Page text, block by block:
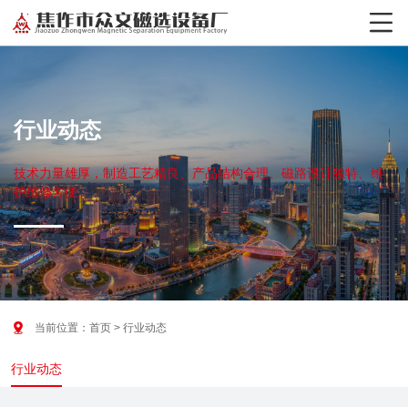

行业动态
技术力量雄厚，制造工艺精良、产品结构合理、磁路设计独特、维
护维修方便。
行业动态
 当前位置： 首页 > 行业动态